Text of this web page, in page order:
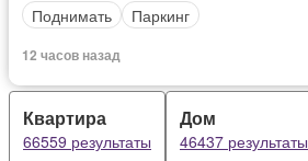
Поднимать
Паркинг
12 часов назад
Квартира
66559 результаты
Дом
46437 результаты